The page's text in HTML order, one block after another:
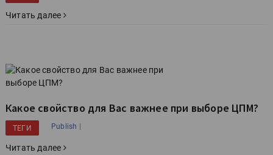
Читать далее
Какое свойство для Вас важнее при выборе ЦПМ?
ТЕГИ Publish |
Читать далее